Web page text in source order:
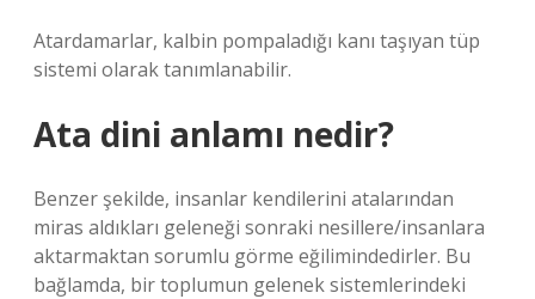
Atardamarlar, kalbin pompaladığı kanı taşıyan tüp
sistemi olarak tanımlanabilir.
Ata dini anlamı nedir?
Benzer şekilde, insanlar kendilerini atalarından
miras aldıkları geleneği sonraki nesillere/insanlara
aktarmaktan sorumlu görme eğilimindedirler. Bu
bağlamda, bir toplumun gelenek sistemlerindeki